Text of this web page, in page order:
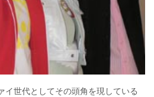
世代としてその頭角を現している